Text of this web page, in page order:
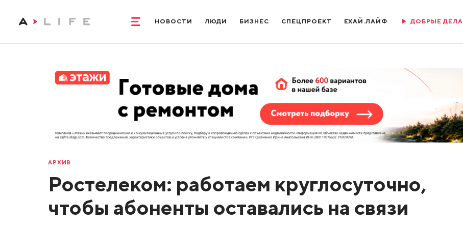
НОВОСТИ ЛЮДИ БИЗНЕС СПЕЦПРОЕКТ ЕХАЙ.ЛАЙФ ДОБРЫЕ ДЕЛА
АРХИВ
Ростелеком: работаем круглосуточно,
чтобы абоненты оставались на связи